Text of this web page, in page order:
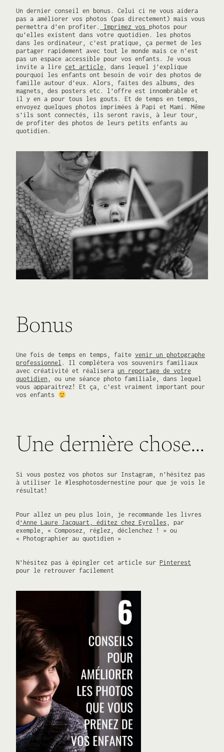
Un dernier conseil en bonus. Celui ci ne vous aidera
pas a améliorer vos photos (pas directement) mais vous
permettra d’en profiter.
Imprimez vos photos pour
qu’elles existent dans votre quotidien. les photos
dans les ordinateur, c’est pratique, ça permet de les
partager rapidement avec tout le monde mais ce n’est
pas un espace accessible pour vos enfants. Je vous
invite a lire cet article, dans lequel j’explique
pourquoi les enfants ont besoin de voir des photos de
famille autour d’eux. Alors, faites des albums, des
magnets, des posters etc. l’offre est innombrable et
il y en a pour tous les gouts. Et de temps en temps,
envoyez quelques photos imprimées à Papi et Mami. Même
s’ils sont connectés, ils seront ravis, à leur tour,
de profiter des photos de leurs petits enfants au
quotidien.
Bonus
Une fois de temps en temps, faite venir un photographe
professionnel . Il complétera vos souvenirs familiaux
avec créativité et réalisera un reportage de votre
quotidien , ou une séance photo familiale, dans lequel
vous apparaitrez! Et ça, c’est vraiment important pour
vos enfants
Une dernière chose…
Si vous postez vos photos sur Instagram, n’hésitez pas
à utiliser le #lesphotosdernestine pour que je vois le
résultat!
Pour allez un peu plus loin, je recommande les livres
d ‘Anne Laure Jacquart, éditez chez Eyrolles , par
exemple, « Composez, réglez, déclenchez ! » ou
« Photographier au quotidien »
N’hésitez pas à épingler cet article sur Pinterest
pour le retrouver facilement